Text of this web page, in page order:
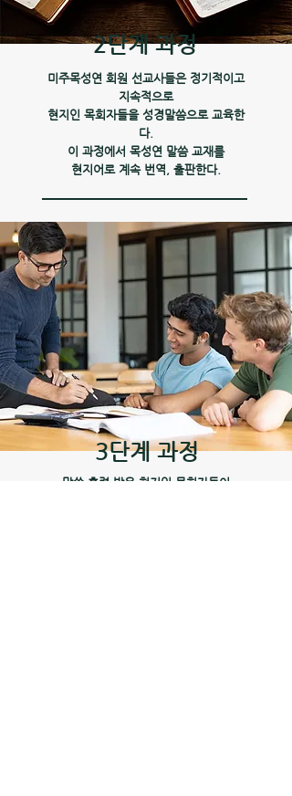
2단계 과정
미주목성연 회원 선교사들은 정기적이고
지속적으로
현지인 목회자들을 성경말씀으로 교육한
다.
이 과정에서 목성연 말씀 교재를
현지어로 계속 번역, 출판한다.
3단계 과정
말씀 훈련 받은 현지인 목회자들이